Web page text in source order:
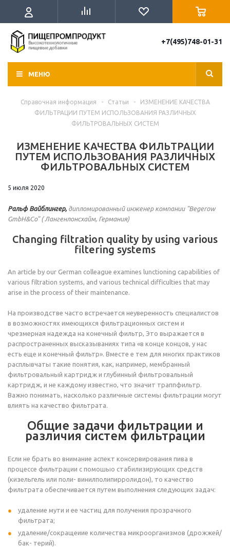
+7(495)748-01-31
МЕНЮ
Справочная информация - Статьи -
ИЗМЕНЕНИЕ КАЧЕСТВА
ФИЛЬТРАЦИИ ПУТЕМ ИСПОЛЬЗОВАНИЯ РАЗЛИЧНЫХ
ФИЛЬТРОВАЛЬНЫХ СИСТЕМ
ИЗМЕНЕНИЕ КАЧЕСТВА ФИЛЬТРАЦИИ
ПУТЕМ ИСПОЛЬЗОВАНИЯ РАЗЛИЧНЫХ
ФИЛЬТРОВАЛЬНЫХ СИСТЕМ
5 июля 2020
Ральф Вайблингер, дипломированный инженер компании "Begerow
GmbH&Co" ( Лангенлонсхайм, Германия)
Changing filtration quality by using various
filtering systems
An article by our German colleague examines lunctioning capabilities of
various filtration systems, and various technical difficulties that may
arise in the process of their maintenance.
На производстве часто встречается неуверенность специалистов
в возможностях имеющихся фильтрационных систем и
чрезмерная надежда на конечный фильтр, Это выражается в
распространенных высказываниях типа «в конце концов, у нас
есть еще и конечный фильтр». Вместе е тем для многих практиков
расплывчаты такие понятия, как, например, мембранный
фильтровальный картридж и глубинный фильтровальный
картридж, и не каждому известно, что значит траппфильтр.
Важно понимать, насколько различные системы фильтрации могут
влиять на качество фильтрата.
Общие задачи фильтрации и
различия систем фильтрации
Если не брать во внимание аспект консервирования пива в
процессе фильтрации с помошыо стабилизирующих средств
(кизельгель или поли- винилполипирролидон), то качество
фильтрата обеспечивается путем выполнения следующих задач:
удаление мути и ее частиц для получения прозрачного
фильтрата;
удаление/сокращеиие количества микроорганизмов (дрожжей/
бак- терий).